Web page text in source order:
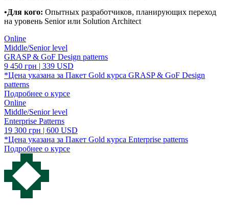
•Для кого: Опытных разработчиков, планирующих переход
на уровень Senior или Solution Architect
Online
Middle/Senior level
GRASP & GoF Design patterns
9 450 грн | 339 USD
*Цена указана за Пакет Gold курса GRASP & GoF Design
patterns
Подробнее о курсе
Online
Middle/Senior level
Enterprise Patterns
19 300 грн | 600 USD
*Цена указана за Пакет Gold курса Enterprise patterns
Подробнее о курсе